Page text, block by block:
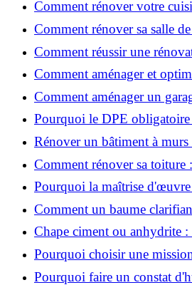
Comment rénover votre
votre espace de vie ?
Comment rénover sa salle
astuces ?
Comment réussir une
économies et un confort
Comment aménager et
studio : 10 astuces pratiques ?
Comment aménager un
et efficaces ?
Pourquoi le DPE obligatoire
vendre ou louer un bien ?
Rénover un bâtiment à
pratique et solutions
Comment rénover sa toiture
réglementation ?
Pourquoi la maîtrise
indispensable pour vos
Comment un baume
peut-il purifier la peau ?
Chape ciment ou anhydrite
projet ?
Pourquoi choisir une
d’œuvre pour réussir vos
Pourquoi faire un constat